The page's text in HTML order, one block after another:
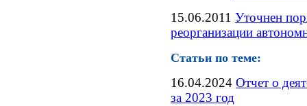
15.06.2011 Уточнен
реорганизации
Статьи по теме:
16.04.2024 Отчет о
за 2023 год